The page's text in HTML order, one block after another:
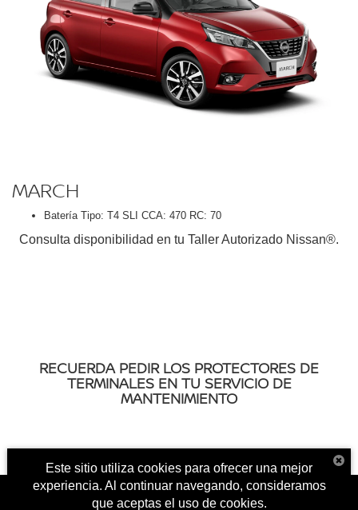
MARCH
Batería Tipo: T4 SLI CCA: 470 RC: 70
Consulta disponibilidad en tu Taller Autorizado Nissan®.
RECUERDA PEDIR LOS PROTECTORES DE
TERMINALES EN TU SERVICIO DE
MANTENIMIENTO
Este sitio utiliza cookies para ofrecer una mejor
experiencia. Al continuar navegando, consideramos
que aceptas el uso de cookies.